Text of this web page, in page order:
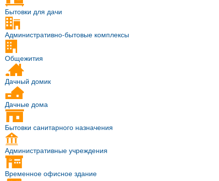
Бытовки для дачи
Административно-бытовые комплексы
Общежития
Дачный домик
Дачные дома
Бытовки санитарного назначения
Административные учреждения
Временное офисное здание